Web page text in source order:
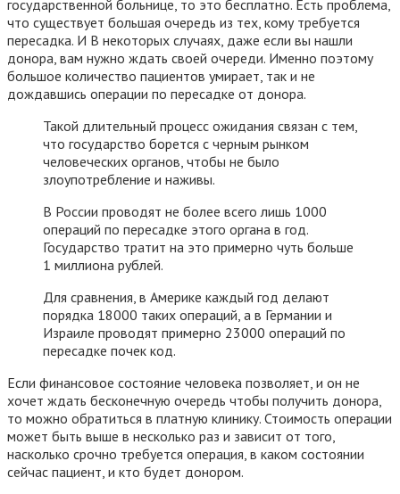
государственной больнице, то это бесплатно. Есть проблема,
что существует большая очередь из тех, кому требуется
пересадка. И В некоторых случаях, даже если вы нашли
донора, вам нужно ждать своей очереди. Именно поэтому
большое количество пациентов умирает, так и не
дождавшись операции по пересадке от донора.
Такой длительный процесс ожидания связан с тем,
что государство борется с черным рынком
человеческих органов, чтобы не было
злоупотребление и наживы.
В России проводят не более всего лишь 1000
операций по пересадке этого органа в год.
Государство тратит на это примерно чуть больше
1 миллиона рублей.
Для сравнения, в Америке каждый год делают
порядка 18000 таких операций, а в Германии и
Израиле проводят примерно 23000 операций по
пересадке почек код.
Если финансовое состояние человека позволяет, и он не
хочет ждать бесконечную очередь чтобы получить донора,
то можно обратиться в платную клинику. Стоимость операции
может быть выше в несколько раз и зависит от того,
насколько срочно требуется операция, в каком состоянии
сейчас пациент, и кто будет донором.